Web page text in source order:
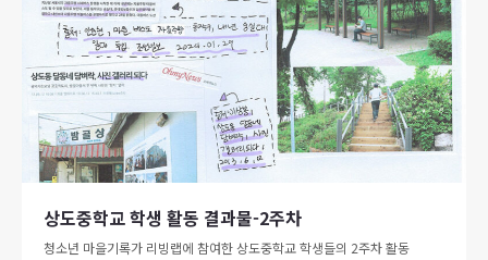
상도중학교 학생 활동 결과물-2주차
청소년 마을기록가 리빙랩에 참여한 상도중학교 학생들의 2주차 활동